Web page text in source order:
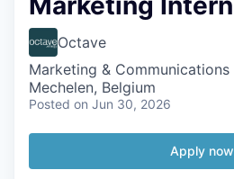
Octave
Marketing & Communications
Mechelen, Belgium
Posted on Jun 30, 2026
Apply now